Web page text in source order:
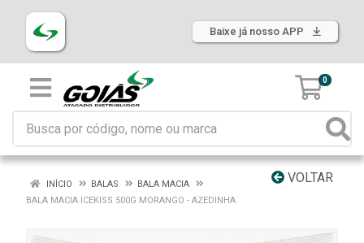
Baixe já nosso APP
0
VOLTAR
INÍCIO BALAS
BALA MACIA
BALA MACIA ICEKISS 500G MORANGO - AZEDINHA